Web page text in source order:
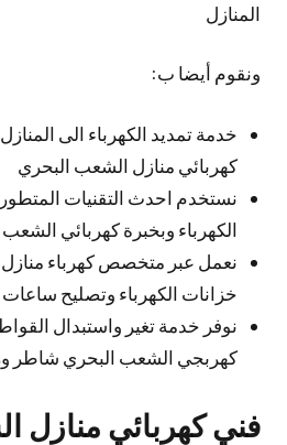
المنازل
ونقوم أيضا ب:
خدمة تمديد الكهرباء الى
كهربائي منازل الشعب البحري
نستخدم احدث التقنيات
الكهرباء وبخبرة كهربائي
نعمل عبر متخصص كهرباء
خزانات الكهرباء وتصليح ساعات
نوفر خدمة تغير واستبدال
كهربجي الشعب البحري شاطر
فني كهربائي منازل